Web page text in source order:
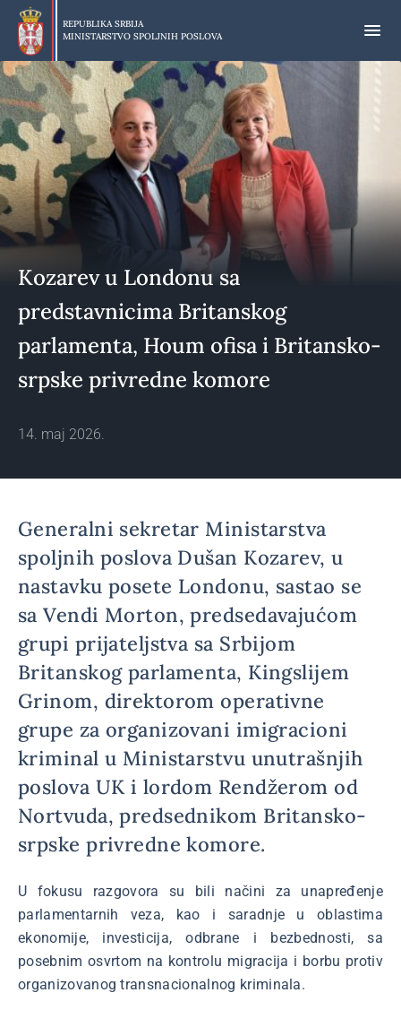
Preskoči
glavni
deo
sadržaja
REPUBLIKA SRBIJA
MINISTARSTVO SPOLJNIH POSLOVA
Kozarev u Londonu sa
predstavnicima Britanskog
parlamenta, Houm ofisa i Britansko-
srpske privredne komore
14. maj 2026.
Generalni sekretar Ministarstva
spoljnih poslova Dušan Kozarev, u
nastavku posete Londonu, sastao se
sa Vendi Morton, predsedavajućom
grupi prijateljstva sa Srbijom
Britanskog parlamenta, Kingslijem
Grinom, direktorom operativne
grupe za organizovani imigracioni
kriminal u Ministarstvu unutrašnjih
poslova UK i lordom Rendžerom od
Nortvuda, predsednikom Britansko-
srpske privredne komore.
U fokusu razgovora su bili načini za unapređenje
parlamentarnih veza, kao i saradnje u oblastima
ekonomije, investicija, odbrane i bezbednosti, sa
posebnim osvrtom na kontrolu migracija i borbu protiv
organizovanog transnacionalnog kriminala.